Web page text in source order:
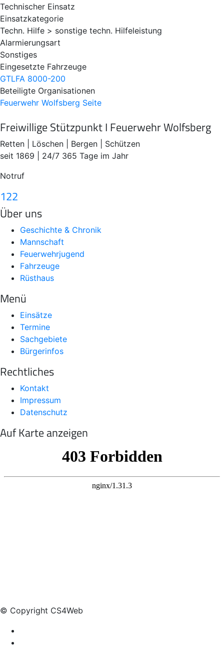
Technischer Einsatz
Einsatzkategorie
Techn. Hilfe > sonstige techn. Hilfeleistung
Alarmierungsart
Sonstiges
Eingesetzte Fahrzeuge
GTLFA 8000-200
Beteiligte Organisationen
Feuerwehr Wolfsberg Seite
Freiwillige Stützpunkt I Feuerwehr Wolfsberg
Retten | Löschen | Bergen | Schützen
seit 1869 | 24/7 365 Tage im Jahr
Notruf
122
Über uns
Geschichte & Chronik
Mannschaft
Feuerwehrjugend
Fahrzeuge
Rüsthaus
Menü
Einsätze
Termine
Sachgebiete
Bürgerinfos
Rechtliches
Kontakt
Impressum
Datenschutz
Auf Karte anzeigen
© Copyright CS4Web